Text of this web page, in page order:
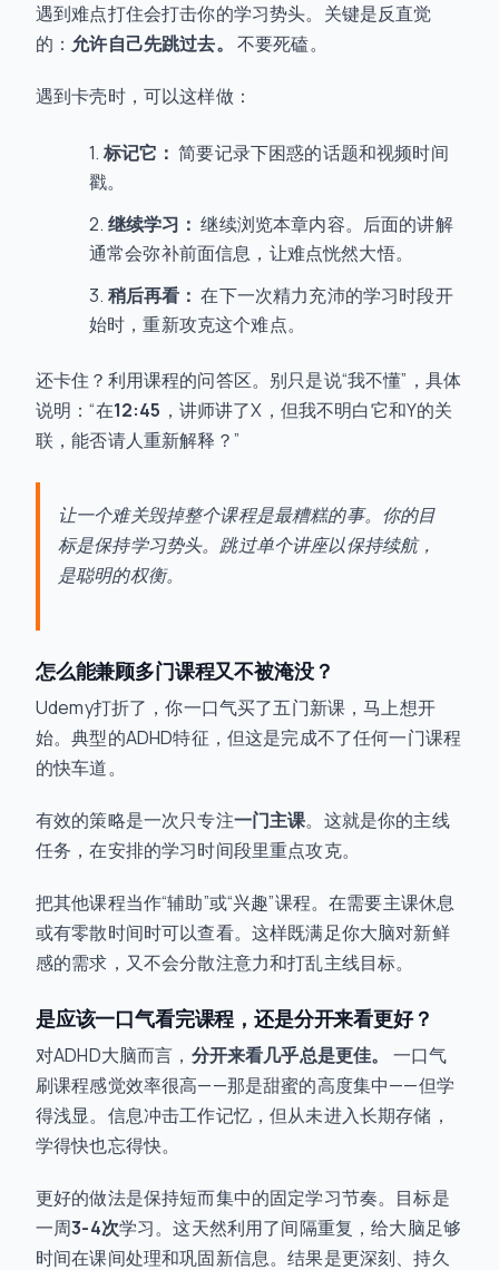
遇到难点打住会打击你的学习势头。关键是反直觉
的：允许自己先跳过去。 不要死磕。
遇到卡壳时，可以这样做：
标记它： 简要记录下困惑的话题和视频时间
戳。
继续学习： 继续浏览本章内容。后面的讲解
通常会弥补前面信息，让难点恍然大悟。
稍后再看： 在下一次精力充沛的学习时段开
始时，重新攻克这个难点。
还卡住？利用课程的问答区。别只是说“我不懂”，具体
说明：“在12:45 ，讲师讲了X，但我不明白它和Y的关
联，能否请人重新解释？”
让一个难关毁掉整个课程是最糟糕的事。你的目
标是保持学习势头。跳过单个讲座以保持续航，
是聪明的权衡。
怎么能兼顾多门课程又不被淹没？
Udemy打折了，你一口气买了五门新课，马上想开
始。典型的ADHD特征，但这是完成不了任何一门课程
的快车道。
有效的策略是一次只专注一门主课。这就是你的主线
任务，在安排的学习时间段里重点攻克。
把其他课程当作“辅助”或“兴趣”课程。在需要主课休息
或有零散时间时可以查看。这样既满足你大脑对新鲜
感的需求，又不会分散注意力和打乱主线目标。
是应该一口气看完课程，还是分开来看更好？
对ADHD大脑而言， 分开来看几乎总是更佳。
一口气
刷课程感觉效率很高——那是甜蜜的高度集中——但学
得浅显。信息冲击工作记忆，但从未进入长期存储，
学得快也忘得快。
更好的做法是保持短而集中的固定学习节奏。目标是
一周3-4次学习。这天然利用了间隔重复，给大脑足够
时间在课间处理和巩固新信息。结果是更深刻、持久